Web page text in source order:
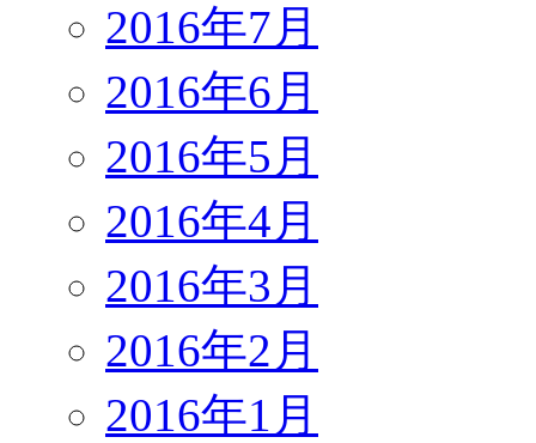
2016年7月
2016年6月
2016年5月
2016年4月
2016年3月
2016年2月
2016年1月